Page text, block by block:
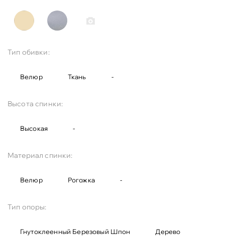
Тип обивки:
Велюр Ткань -
Высота спинки:
Высокая -
Материал спинки:
Велюр Рогожка -
Тип опоры:
Гнутоклеенный Березовый Шпон Дерево